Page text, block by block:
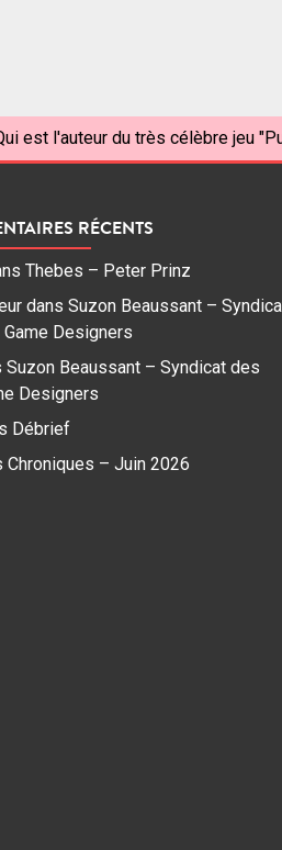
est l'auteur du très célèbre jeu
RÉCENTS
Thebes – Peter Prinz
dans Suzon Beaussant –
Designers
Suzon Beaussant – Syndicat des
Designers
Débrief
Chroniques – Juin 2026